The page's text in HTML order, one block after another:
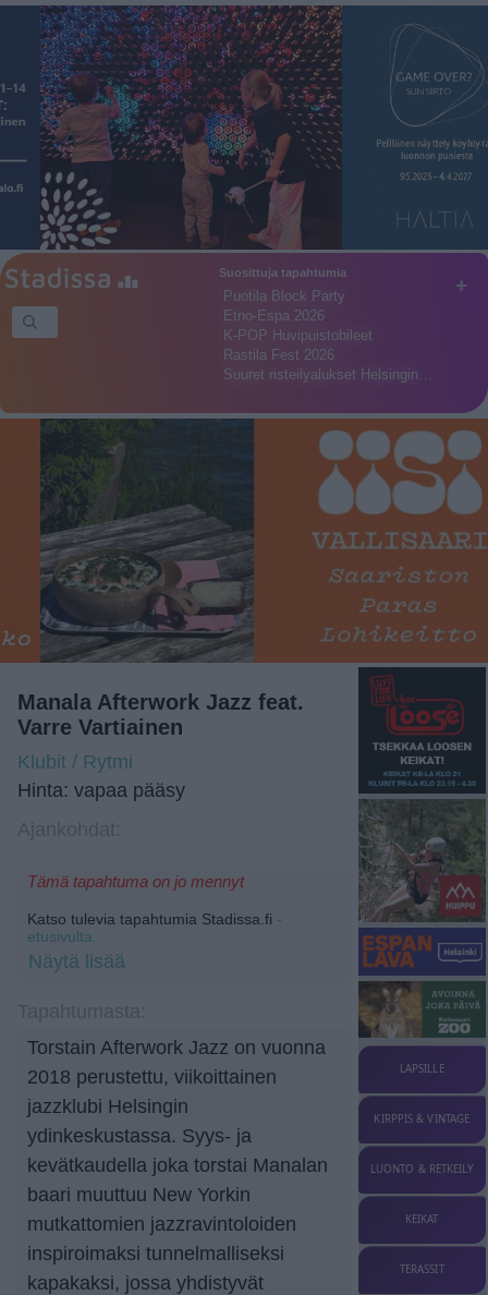
+
Suosittuja tapahtumia
Puotila Block Party
Etno-Espa 2026
K-POP Huvipuistobileet
Rastila Fest 2026
Suuret risteilyalukset Helsingin…
Manala Afterwork Jazz feat.
Varre Vartiainen
Klubit / Rytmi
Hinta: vapaa pääsy
Tämä tapahtuma on jo mennyt
Katso tulevia tapahtumia Stadissa.fi -
etusivulta.
Näytä lisää
Torstain Afterwork Jazz on vuonna
2018 perustettu, viikoittainen
jazzklubi Helsingin
ydinkeskustassa. Syys- ja
kevätkaudella joka torstai Manalan
baari muuttuu New Yorkin
mutkattomien jazzravintoloiden
inspiroimaksi tunnelmalliseksi
kapakaksi, jossa yhdistyvät
LAPSILLE
KIRPPIS & VINTAGE
LUONTO & RETKEILY
KEIKAT
TERASSIT